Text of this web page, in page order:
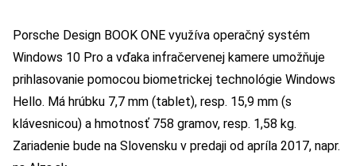
Porsche Design BOOK ONE využíva operačný systém
Windows 10 Pro a vďaka infračervenej kamere umožňuje
prihlasovanie pomocou biometrickej technológie Windows
Hello. Má hrúbku 7,7 mm (tablet), resp. 15,9 mm (s
klávesnicou) a hmotnosť 758 gramov, resp. 1,58 kg.
Zariadenie bude na Slovensku v predaji od apríla 2017, napr.